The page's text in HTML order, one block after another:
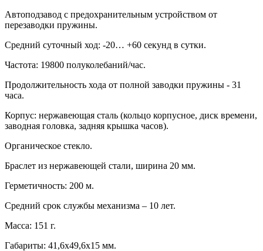
Автоподзавод с предохранительным устройством от
перезаводки пружины.
Средний суточный ход: -20… +60 секунд в сутки.
Частота: 19800 полуколебаний/час.
Продолжительность хода от полной заводки пружины - 31
часа.
Корпус: нержавеющая сталь (кольцо корпусное, диск времени,
заводная головка, задняя крышка часов).
Органическое стекло.
Браслет из нержавеющей стали, ширина 20 мм.
Герметичность: 200 м.
Средний срок службы механизма – 10 лет.
Масса: 151 г.
Габариты: 41,6х49,6х15 мм.